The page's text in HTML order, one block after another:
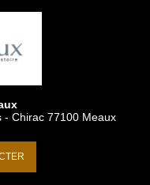
- Chirac 77100 Meaux